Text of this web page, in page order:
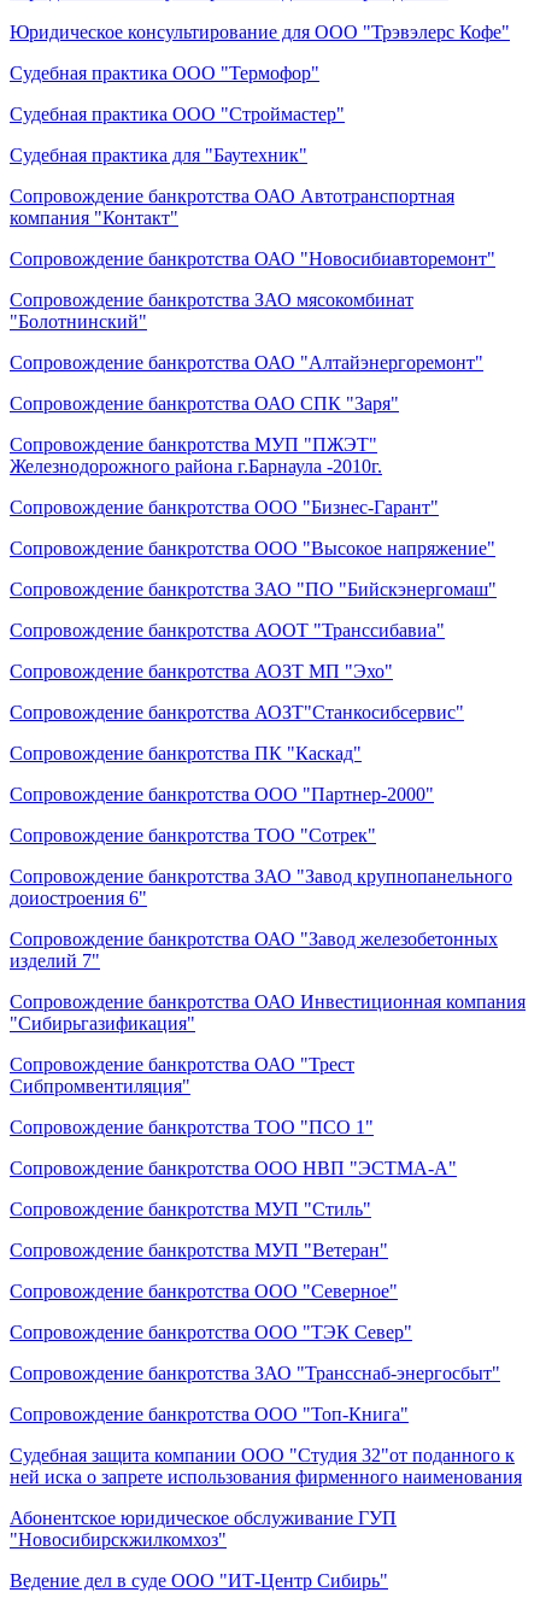
Юридическое консультирование для ООО "Трэвэлерс Кофе"
Судебная практика ООО "Термофор"
Судебная практика ООО "Строймастер"
Судебная практика для "Баутехник"
Сопровождение банкротства ОАО Автотранспортная
компания "Контакт"
Сопровождение банкротства ОАО "Новосибиавторемонт"
Сопровождение банкротства ЗАО мясокомбинат
"Болотнинский"
Сопровождение банкротства ОАО "Алтайэнергоремонт"
Сопровождение банкротства ОАО СПК "Заря"
Сопровождение банкротства МУП "ПЖЭТ"
Железнодорожного района г.Барнаула -2010г.
Сопровождение банкротства ООО "Бизнес-Гарант"
Сопровождение банкротства ООО "Высокое напряжение"
Сопровождение банкротства ЗАО "ПО "Бийскэнергомаш"
Сопровождение банкротства АООТ "Транссибавиа"
Сопровождение банкротства АОЗТ МП "Эхо"
Сопровождение банкротства АОЗТ"Станкосибсервис"
Сопровождение банкротства ПК "Каскад"
Сопровождение банкротства ООО "Партнер-2000"
Сопровождение банкротства ТОО "Сотрек"
Сопровождение банкротства ЗАО "Завод крупнопанельного
доиостроения 6"
Сопровождение банкротства ОАО "Завод железобетонных
изделий 7"
Сопровождение банкротства ОАО Инвестиционная компания
"Сибирьгазификация"
Сопровождение банкротства ОАО "Трест
Сибпромвентиляция"
Сопровождение банкротства ТОО "ПСО 1"
Сопровождение банкротства ООО НВП "ЭСТМА-А"
Сопровождение банкротства МУП "Стиль"
Сопровождение банкротства МУП "Ветеран"
Сопровождение банкротства ООО "Северное"
Сопровождение банкротства ООО "ТЭК Север"
Сопровождение банкротства ЗАО "Трансснаб-энергосбыт"
Сопровождение банкротства ООО "Топ-Книга"
Судебная защита компании ООО "Студия 32"от поданного к
ней иска о запрете использования фирменного наименования
Абонентское юридическое обслуживание ГУП
"Новосибирскжилкомхоз"
Ведение дел в суде ООО "ИТ-Центр Сибирь"